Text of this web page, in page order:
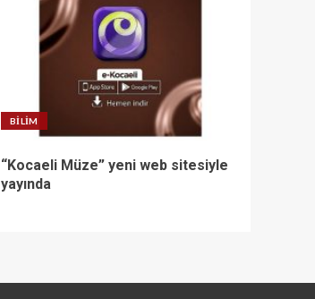
BILIM
“Kocaeli Müze” yeni web sitesiyle
yayında